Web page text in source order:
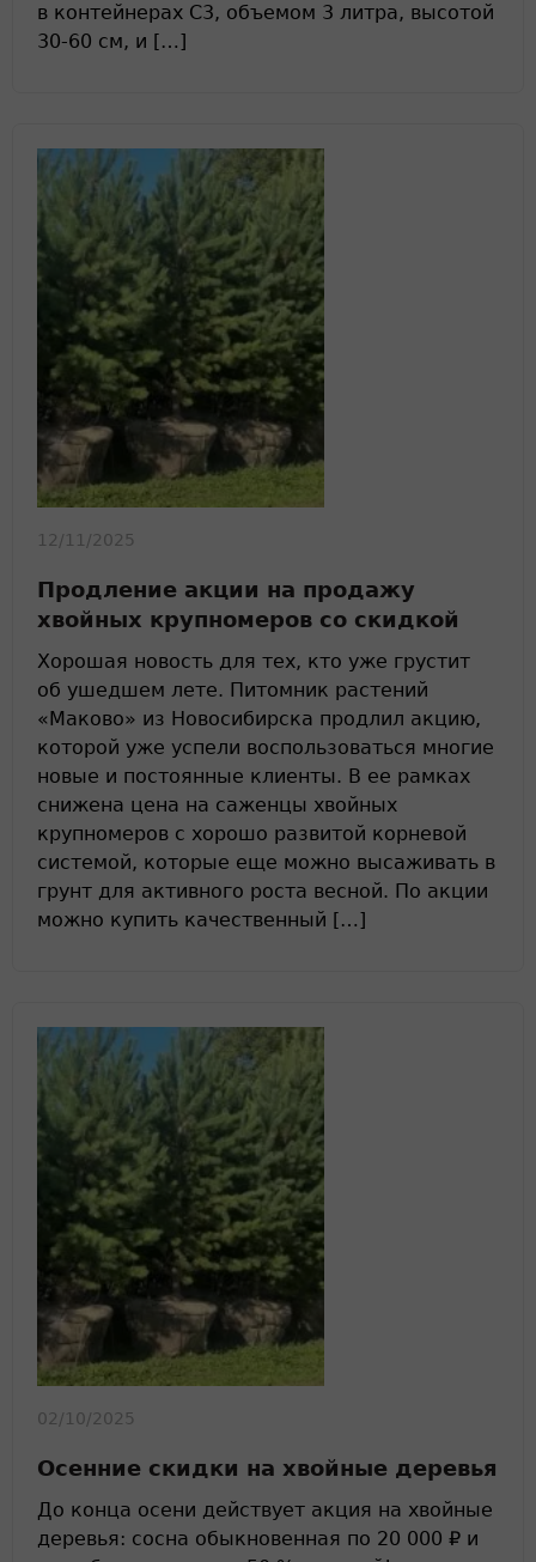
в контейнерах С3, объемом 3 литра, высотой
30-60 см, и […]
12/11/2025
Продление акции на продажу
хвойных крупномеров со скидкой
Хорошая новость для тех, кто уже грустит
об ушедшем лете. Питомник растений
«Маково» из Новосибирска продлил акцию,
которой уже успели воспользоваться многие
новые и постоянные клиенты. В ее рамках
снижена цена на саженцы хвойных
крупномеров с хорошо развитой корневой
системой, которые еще можно высаживать в
грунт для активного роста весной. По акции
можно купить качественный […]
02/10/2025
Осенние скидки на хвойные деревья
До конца осени действует акция на хвойные
деревья: сосна обыкновенная по 20 000 ₽ и